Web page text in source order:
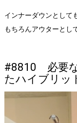
インナーダウンとして
もちろんアウターとし
#8810 必要
たハイブリッ